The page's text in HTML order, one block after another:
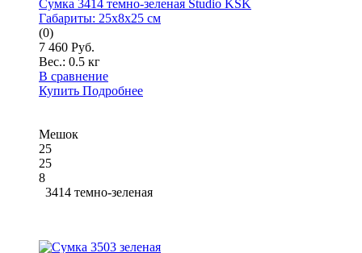
Сумка 3414 темно-зеленая Studio KSK
Габариты: 25x8x25 см
(0)
7 460 Руб.
Вес.: 0.5 кг
В сравнение
Купить Подробнее
Мешок
25
25
8
3414 темно-зеленая